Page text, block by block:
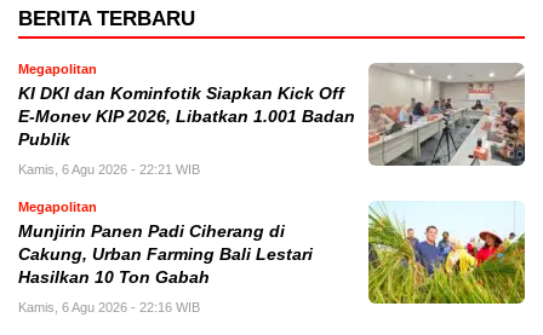
BERITA TERBARU
Megapolitan
KI DKI dan Kominfotik Siapkan Kick Off
E-Monev KIP 2026, Libatkan 1.001 Badan
Publik
Kamis, 6 Agu 2026 - 22:21 WIB
Megapolitan
Munjirin Panen Padi Ciherang di
Cakung, Urban Farming Bali Lestari
Hasilkan 10 Ton Gabah
Kamis, 6 Agu 2026 - 22:16 WIB